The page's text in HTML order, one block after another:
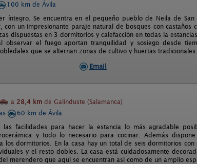
100 km de Ávila
íntegro. Se encuentra en el pequeño pueblo de Neila de San
con un impresionante paraje natural de bosques con castaños
dispuestas en 3 dormitorios y calefacción en todas la
el fuego aportan tranquilidad y sosiego desde
que se alternan zonas de cultivo y huertas tradicionales
Email
a 28,4 km de Galinduste (Salamanca)
60 km de Ávila
facilidades para hacer la estancia lo más agradable
y todo lo necesario para cocinar. Además
los dormitorios. En la casa hay un total de seis dormitorios con
y el resto dobles. La casa está cuidadosamente
merendero que aquí se encuentran así como de un amplio